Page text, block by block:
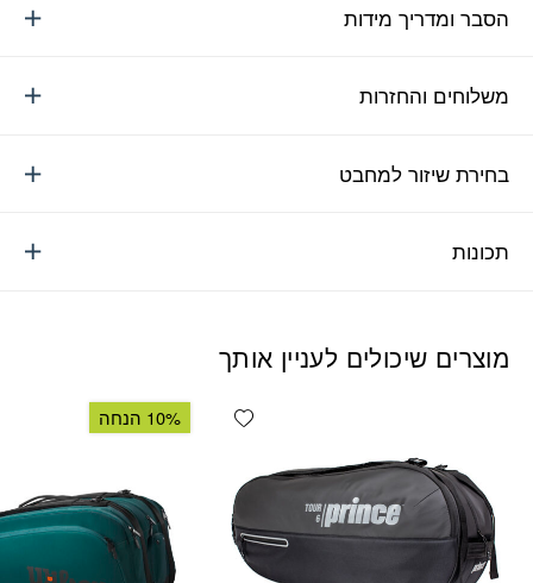
הסבר ומדריך מידות
משלוחים והחזרות
בחירת שיזור למחבט
תכונות
מוצרים שיכולים לעניין אותך
Add wishlist
10% הנחה